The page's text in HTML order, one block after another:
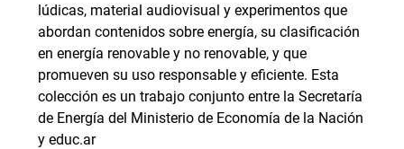
lúdicas, material audiovisual y experimentos que
abordan contenidos sobre energía, su clasificación
en energía renovable y no renovable, y que
promueven su uso responsable y eficiente. Esta
colección es un trabajo conjunto entre la Secretaría
de Energía del Ministerio de Economía de la Nación
y educ.ar